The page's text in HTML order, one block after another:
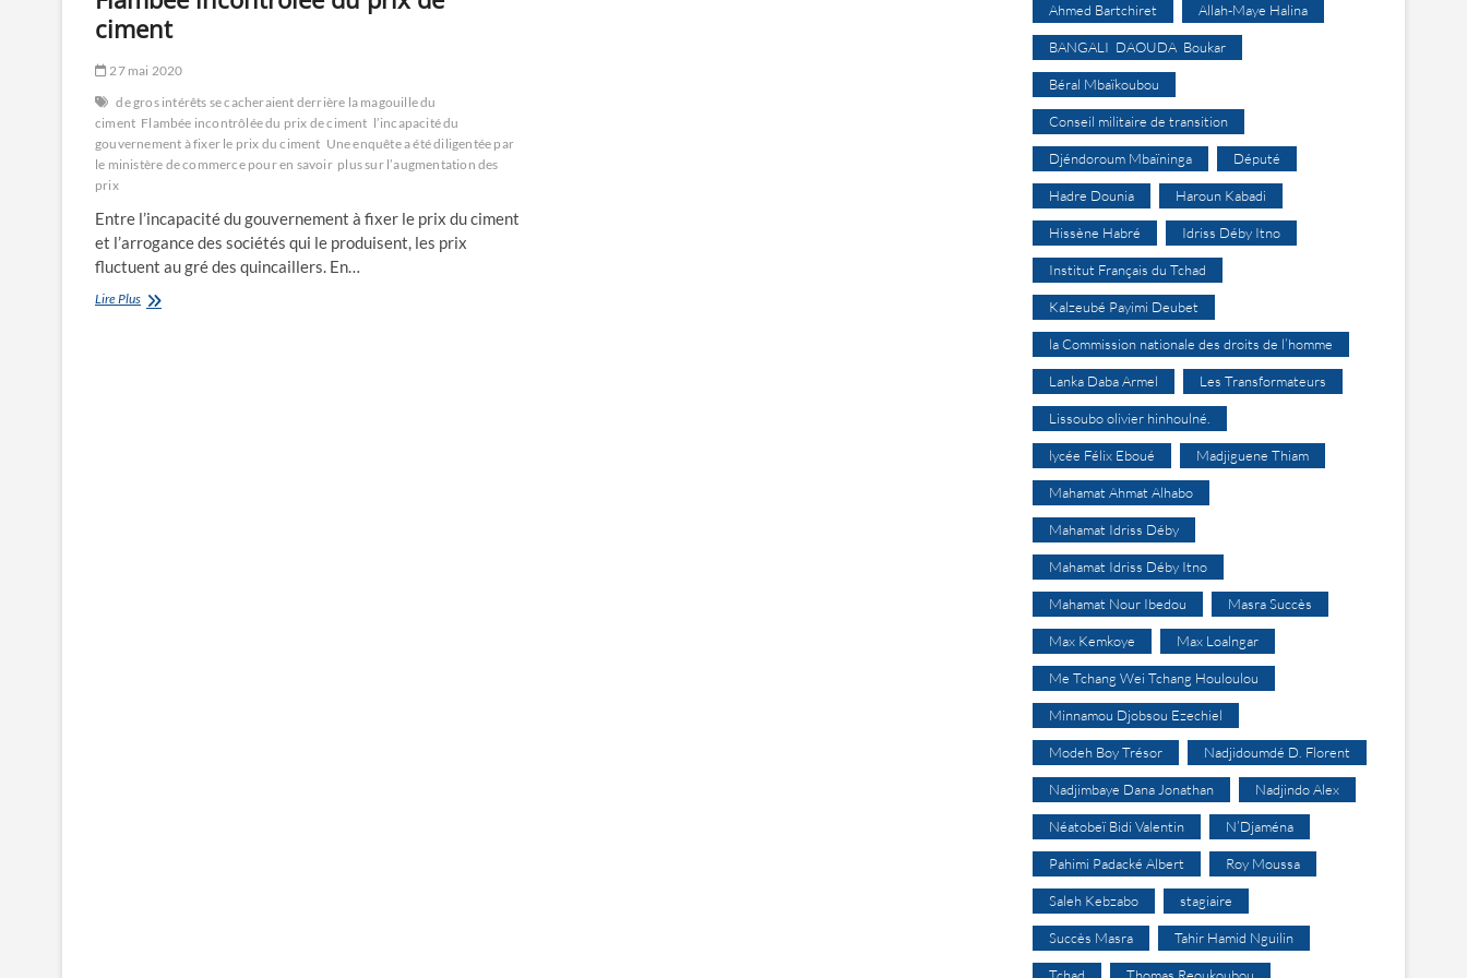
ciment
27 mai 2020
de gros intérêts se cacheraient derrière la magouille du
ciment Flambée incontrôlée du prix de ciment l’incapacité du
gouvernement à fixer le prix du ciment Une enquête a été diligentée par
le ministère de commerce pour en savoir plus sur l’augmentation des
prix
Entre l’incapacité du gouvernement à fixer le prix du ciment
et l’arrogance des sociétés qui le produisent, les prix
fluctuent au gré des quincaillers. En…
Lire PlusFlambée
Ahmed Bartchiret Allah-Maye Halina
BANGALI DAOUDA Boukar
Béral Mbaïkoubou
Conseil militaire de transition
Djéndoroum Mbaïninga Député
Hadre Dounia Haroun Kabadi
Hissène Habré Idriss Déby Itno
Institut Français du Tchad
Kalzeubé Payimi Deubet
la Commission nationale des droits de l’homme
Lanka Daba Armel Les Transformateurs
Lissoubo olivier hinhoulné.
lycée Félix Eboué Madjiguene Thiam
Mahamat Ahmat Alhabo
Mahamat Idriss Déby
Mahamat Idriss Déby Itno
Mahamat Nour Ibedou Masra Succès
Max Kemkoye Max Loalngar
Me Tchang Wei Tchang Houloulou
Minnamou Djobsou Ezechiel
Modeh Boy Trésor Nadjidoumdé D. Florent
Nadjimbaye Dana Jonathan Nadjindo Alex
Néatobeï Bidi Valentin N’Djaména
Pahimi Padacké Albert Roy Moussa
Saleh Kebzabo stagiaire
Succès Masra Tahir Hamid Nguilin